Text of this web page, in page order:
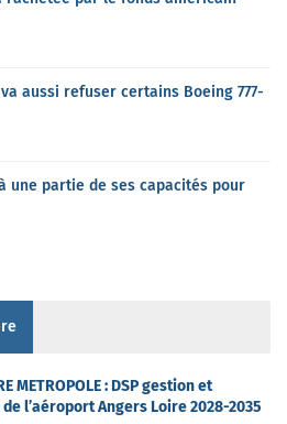
aussi refuser certains Boeing 777-
une partie de ses capacités pour
METROPOLE : DSP gestion et
l’aéroport Angers Loire 2028-2035